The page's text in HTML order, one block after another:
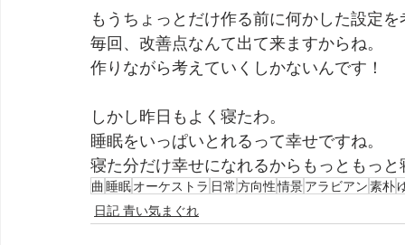
もうちょっとだけ作る前に何かした設定
毎回、改善点なんて出て来ますからね。
作りながら考えていくしかないんです！
しかし昨日もよく寝たわ。
睡眠をいっぱいとれるって幸せですね。
寝た分だけ幸せになれるからもっともっ
曲 睡眠オーケストラ 日常 方向性情景アラビアン素朴
日記 青い気まぐれ